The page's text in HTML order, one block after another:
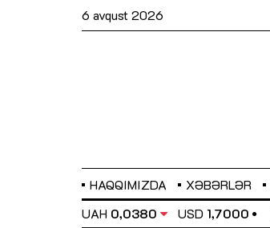
6 avqust 2026
HAQQIMIZDA XƏBƏRLƏR
UAH 0,0380 USD 1,7000